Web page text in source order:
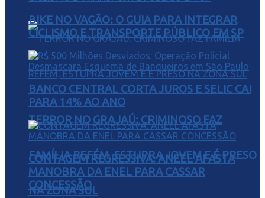
TERROR NO GRAJAÚ: CRIMINOSO FAZ
FAMÍLIA REFÉM, ESTUPRA JOVEM E É PRESO
NA ZONA SUL
BIKE NO VAGÃO: O GUIA PARA INTEGRAR
CICLISMO E TRANSPORTE PÚBLICO EM SP
BANCO CENTRAL CORTA JUROS E SELIC CAI
PARA 14% AO ANO
CONTAGEM REGRESSIVA: ANEEL AFASTA
MANOBRA DA ENEL PARA CASSAR
CONCESSÃO